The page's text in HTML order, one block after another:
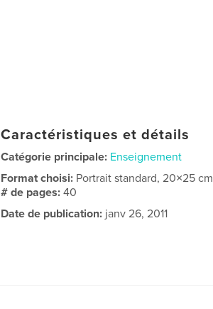
Caractéristiques et détails
Catégorie principale: Enseignement
Format choisi: Portrait standard, 20×25 cm
# de pages:40
Date de publication: janv 26, 2011